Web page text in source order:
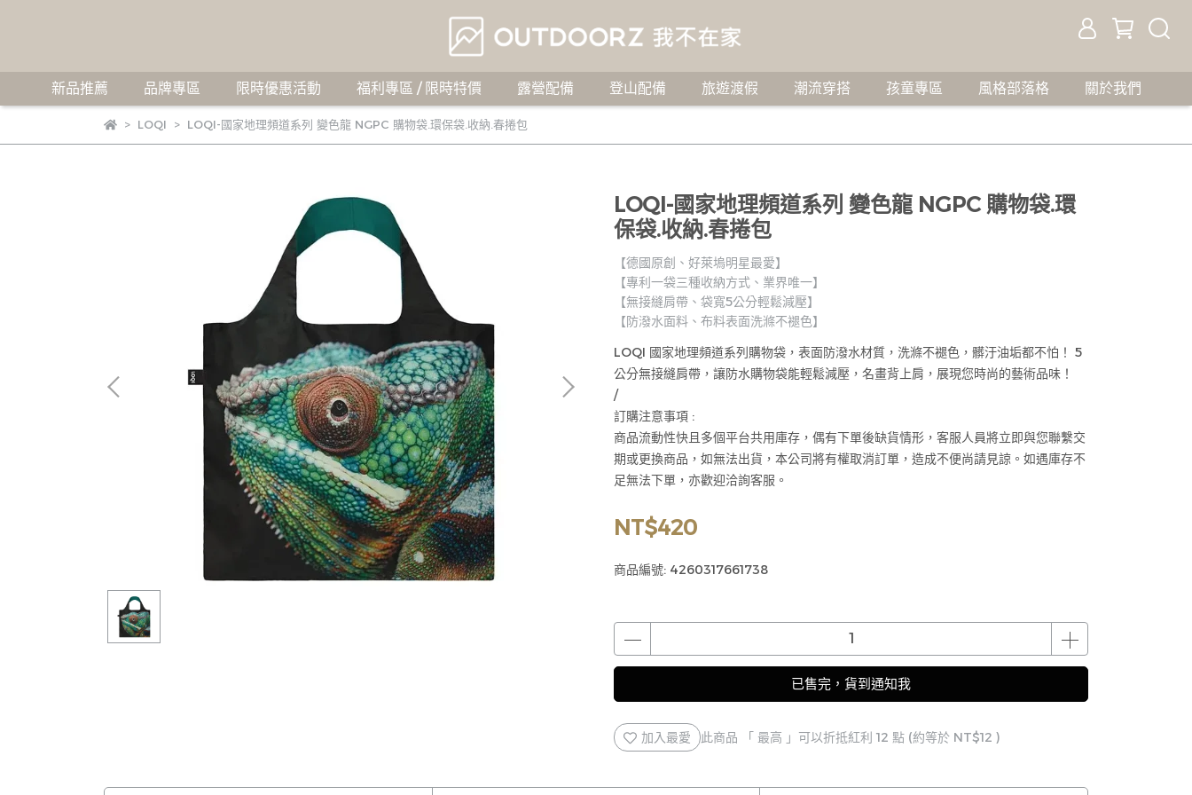
新品推薦 品牌專區 限時優惠活動 福利專區 / 限時特價 露營配備 登山配備 旅遊渡假 潮流穿搭 孩童專區 風格部落格 關於我們
LOQI LOQI-國家地理頻道系列 變色龍 NGPC 購物袋.環保袋.收納.春捲包
LOQI-國家地理頻道系列 變色龍 NGPC 購物袋.環
保袋.收納.春捲包
【德國原創、好萊塢明星最愛】
【專利一袋三種收納方式、業界唯一】
【無接縫肩帶、袋寬5公分輕鬆減壓】
【防潑水面料、布料表面洗滌不褪色】
LOQI 國家地理頻道系列購物袋，表面防潑水材質，洗滌不褪色，髒汙油垢都不怕！ 5
公分無接縫肩帶，讓防水購物袋能輕鬆減壓，名畫背上肩，展現您時尚的藝術品味！
/
訂購注意事項 :
商品流動性快且多個平台共用庫存，偶有下單後缺貨情形，客服人員將立即與您聯繫交
期或更換商品，如無法出貨，本公司將有權取消訂單，造成不便尚請見諒。如遇庫存不
足無法下單，亦歡迎洽詢客服。
NT$420
商品編號: 4260317661738
已售完，貨到通知我
加入最愛 此商品 「 最高 」可以折抵紅利 12 點 (約等於 NT$12 )